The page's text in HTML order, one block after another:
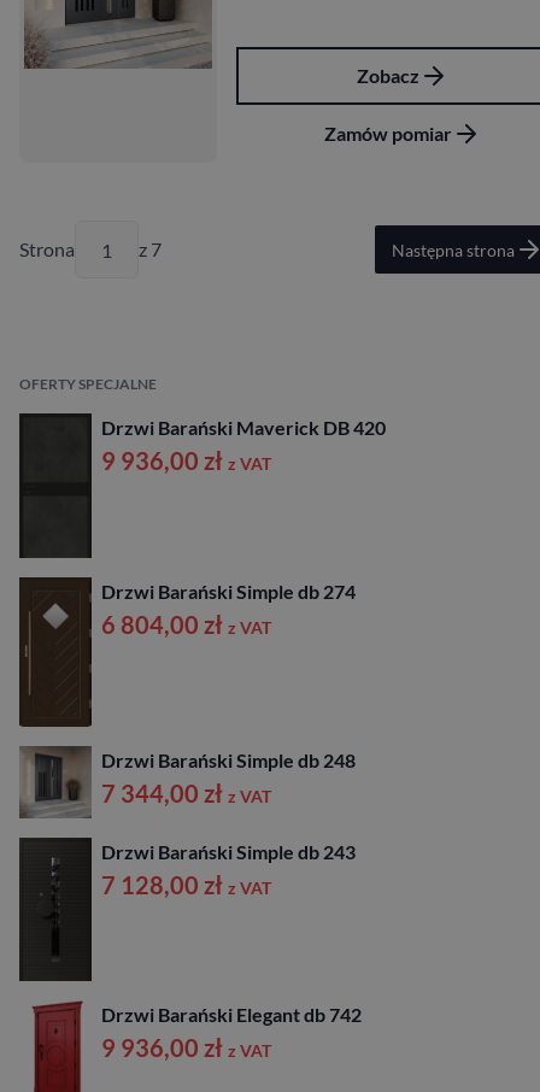
Zobacz
Zamów pomiar
Strona z 7 Następna strona
OFERTY SPECJALNE
Drzwi Barański Maverick DB 420
9 936,00 zł z VAT
Drzwi Barański Simple db 274
6 804,00 zł z VAT
Drzwi Barański Simple db 248
7 344,00 zł z VAT
Drzwi Barański Simple db 243
7 128,00 zł z VAT
Drzwi Barański Elegant db 742
9 936,00 zł z VAT